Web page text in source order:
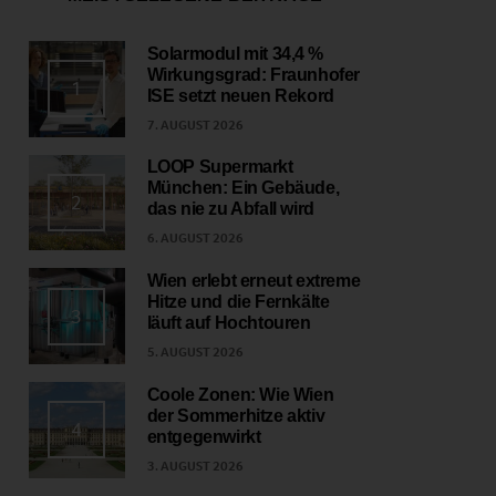
1
Solarmodul mit 34,4 %
Wirkungsgrad: Fraunhofer
ISE setzt neuen Rekord
7. AUGUST 2026
2
LOOP Supermarkt
München: Ein Gebäude,
das nie zu Abfall wird
6. AUGUST 2026
3
Wien erlebt erneut extreme
Hitze und die Fernkälte
läuft auf Hochtouren
5. AUGUST 2026
4
Coole Zonen: Wie Wien
der Sommerhitze aktiv
entgegenwirkt
3. AUGUST 2026